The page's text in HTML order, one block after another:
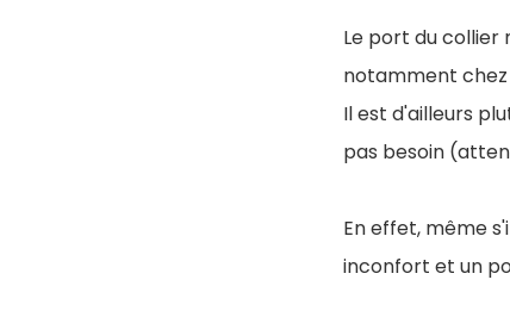
Le port du collier
notamment
Il est d'ailleurs
pas besoin
En effet, même
inconfort et un